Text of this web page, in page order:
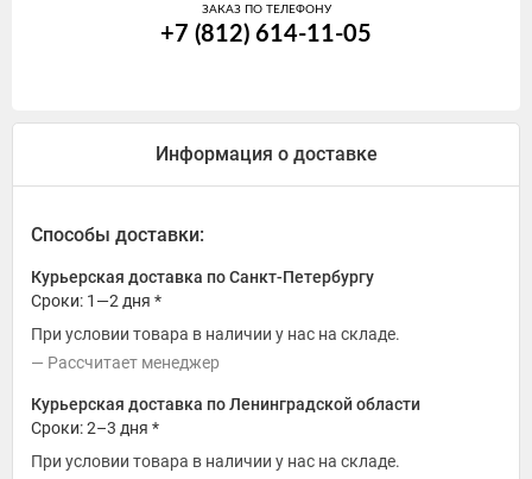
ЗАКАЗ ПО ТЕЛЕФОНУ
+7 (812) 614-11-05
Информация о доставке
Способы доставки:
Курьерская доставка по Санкт-Петербургу
Сроки: 1—2 дня *
При условии товара в наличии у нас на складе.
Рассчитает менеджер
Курьерская доставка по Ленинградской области
Сроки: 2–3 дня *
При условии товара в наличии у нас на складе.